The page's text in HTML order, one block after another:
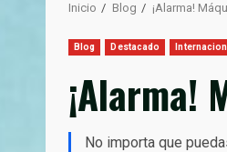
Inicio Blog ¡Alarma!
Blog Destacado
¡Alarma!
No importa que